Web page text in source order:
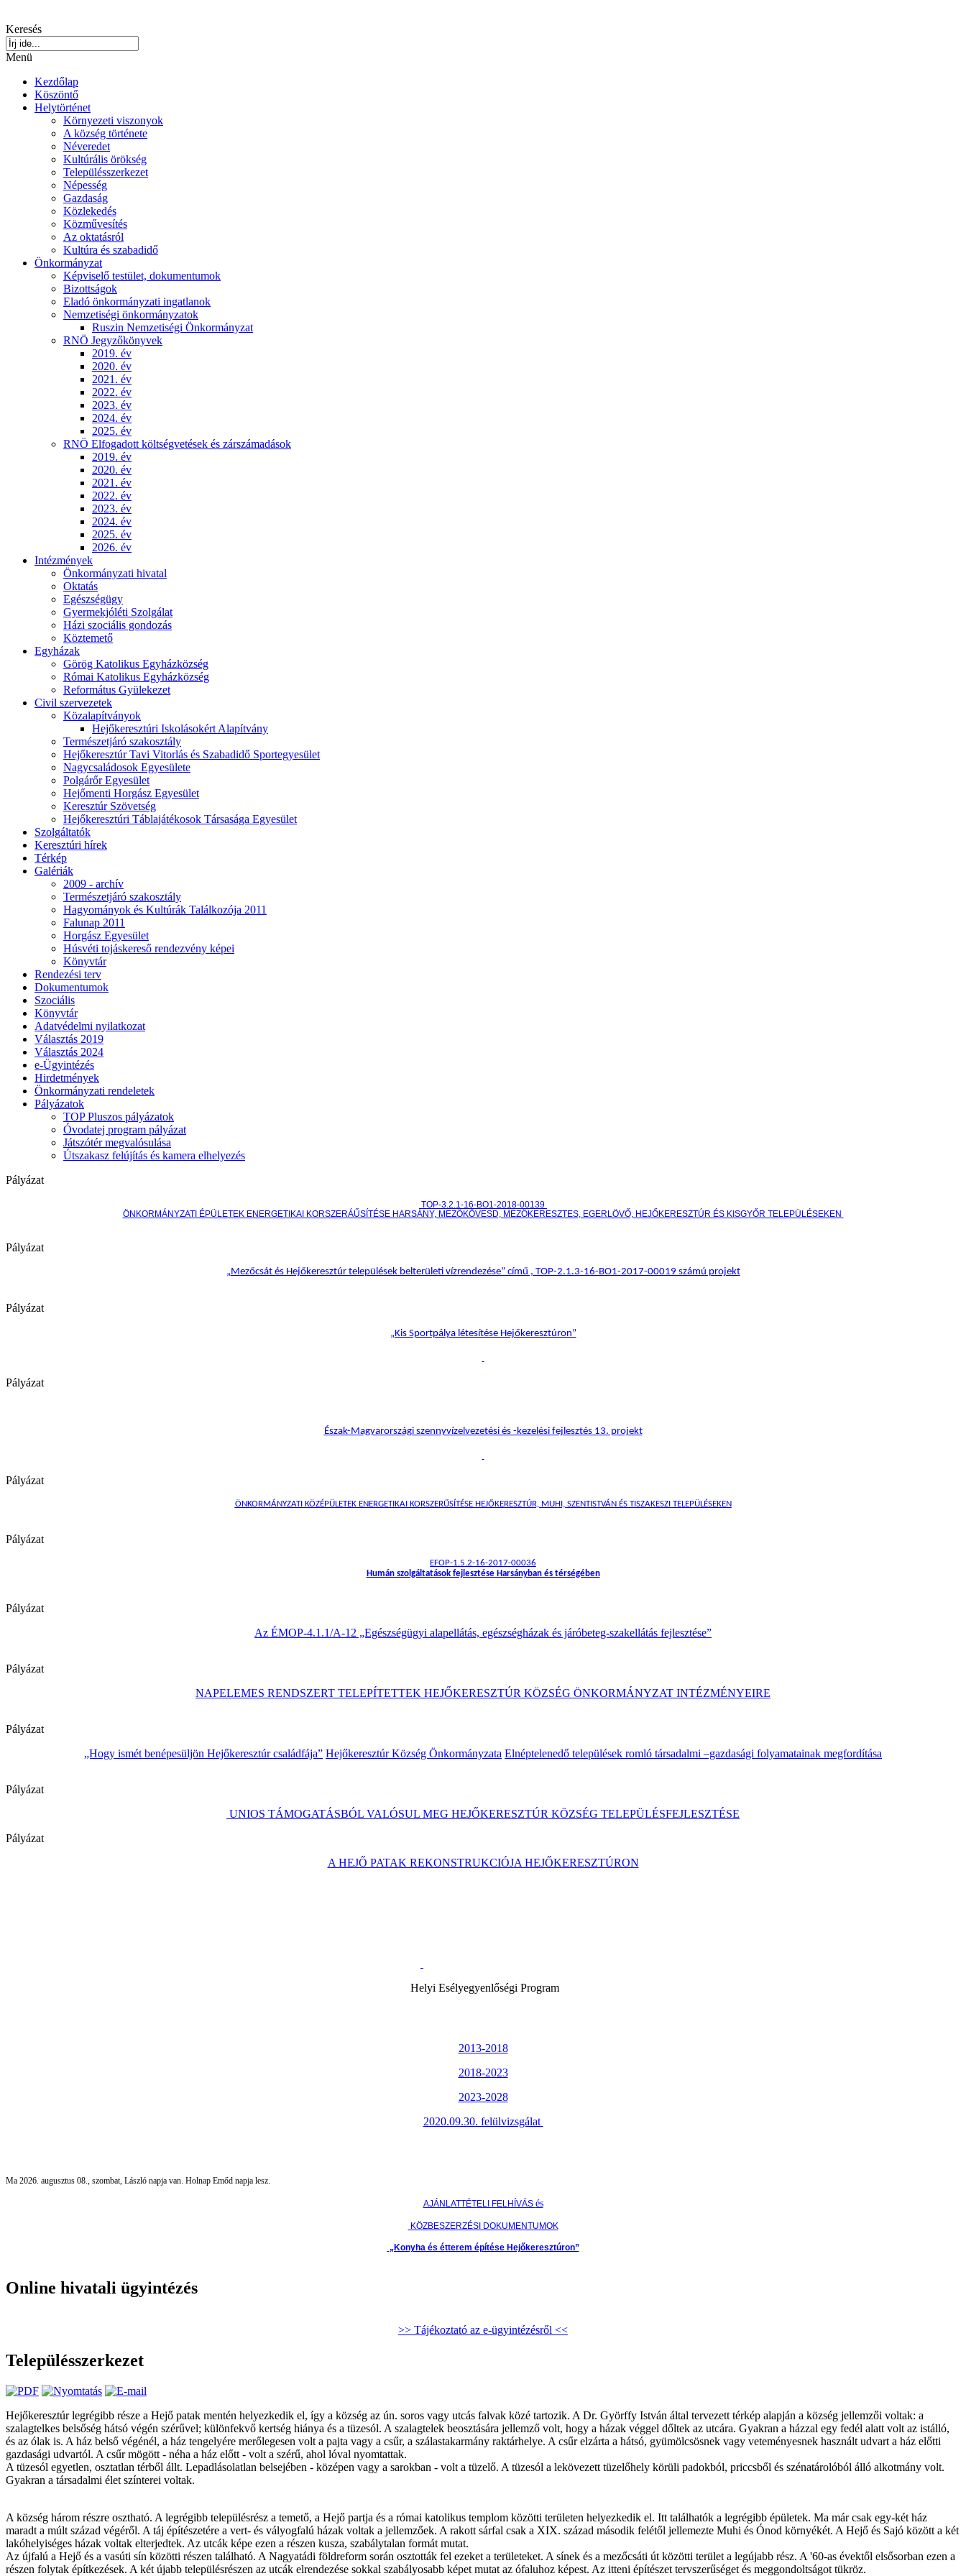
Keresés
Menü
Kezdőlap
Köszöntő
Helytörténet
Környezeti viszonyok
A község története
Néveredet
Kultúrális örökség
Településszerkezet
Népesség
Gazdaság
Közlekedés
Közművesítés
Az oktatásról
Kultúra és szabadidő
Önkormányzat
Képviselő testület, dokumentumok
Bizottságok
Eladó önkormányzati ingatlanok
Nemzetiségi önkormányzatok
Ruszin Nemzetiségi Önkormányzat
RNÖ Jegyzőkönyvek
2019. év
2020. év
2021. év
2022. év
2023. év
2024. év
2025. év
RNÖ Elfogadott költségvetések és zárszámadások
2019. év
2020. év
2021. év
2022. év
2023. év
2024. év
2025. év
2026. év
Intézmények
Önkormányzati hivatal
Oktatás
Egészségügy
Gyermekjóléti Szolgálat
Házi szociális gondozás
Köztemető
Egyházak
Görög Katolikus Egyházközség
Római Katolikus Egyházközség
Református Gyülekezet
Civil szervezetek
Közalapítványok
Hejőkeresztúri Iskolásokért Alapítvány
Természetjáró szakosztály
Hejőkeresztúr Tavi Vitorlás és Szabadidő Sportegyesület
Nagycsaládosok Egyesülete
Polgárőr Egyesület
Hejőmenti Horgász Egyesület
Keresztúr Szövetség
Hejőkeresztúri Táblajátékosok Társasága Egyesület
Szolgáltatók
Keresztúri hírek
Térkép
Galériák
2009 - archív
Természetjáró szakosztály
Hagyományok és Kultúrák Találkozója 2011
Falunap 2011
Horgász Egyesület
Húsvéti tojáskereső rendezvény képei
Könyvtár
Rendezési terv
Dokumentumok
Szociális
Könyvtár
Adatvédelmi nyilatkozat
Választás 2019
Választás 2024
e-Ügyintézés
Hirdetmények
Önkormányzati rendeletek
Pályázatok
TOP Pluszos pályázatok
Óvodatej program pályázat
Játszótér megvalósulása
Útszakasz felújítás és kamera elhelyezés
Pályázat
TOP-3.2.1-16-BO1-2018-00139
ÖNKORMÁNYZATI ÉPÜLETEK ENERGETIKAI KORSZERÁŰSÍTÉSE HARSÁNY, MEZŐKÖVESD, MEZŐKERESZTES, EGERLÖVŐ, HEJŐKERESZTÚR ÉS KISGYŐR TELEPÜLÉSEKEN
Pályázat
„Mezőcsát és Hejőkeresztúr települések belterületi vízrendezése” című , TOP-2.1.3-16-BO1-2017-00019 számú projekt
Pályázat
„Kis Sportpálya létesítése Hejőkeresztúron”
Pályázat
Észak-Magyarországi szennyvízelvezetési és -kezelési fejlesztés 13. projekt
Pályázat
ÖNKORMÁNYZATI KÖZÉPÜLETEK ENERGETIKAI KORSZERŰSÍTÉSE HEJŐKERESZTÚR, MUHI, SZENTISTVÁN ÉS TISZAKESZI TELEPÜLÉSEKEN
Pályázat
EFOP-1.5.2-16-2017-00036
Humán szolgáltatások fejlesztése Harsányban és térségében
Pályázat
Az ÉMOP-4.1.1/A-12 „Egészségügyi alapellátás, egészségházak és járóbeteg-szakellátás fejlesztése”
Pályázat
NAPELEMES RENDSZERT TELEPÍTETTEK HEJŐKERESZTÚR KÖZSÉG ÖNKORMÁNYZAT INTÉZMÉNYEIRE
Pályázat
„Hogy ismét benépesüljön Hejőkeresztúr családfája” Hejőkeresztúr Község Önkormányzata Elnéptelenedő települések romló társadalmi –gazdasági folyamatainak megfordítása
Pályázat
UNIOS TÁMOGATÁSBÓL VALÓSUL MEG HEJŐKERESZTÚR KÖZSÉG TELEPÜLÉSFEJLESZTÉSE
Pályázat
A HEJŐ PATAK REKONSTRUKCIÓJA HEJŐKERESZTÚRON
Helyi Esélyegyenlőségi Program
2013-2018
2018-2023
2023-2028
2020.09.30. felülvizsgálat
Ma 2026. augusztus 08., szombat, László napja van. Holnap Emőd napja lesz.
AJÁNLATTÉTELI FELHÍVÁS és
KÖZBESZERZÉSI DOKUMENTUMOK
„Konyha és étterem építése Hejőkeresztúron”
Online hivatali ügyintézés
>> Tájékoztató az e-ügyintézésről <<
Településszerkezet
Hejőkeresztúr legrégibb része a Hejő patak mentén helyezkedik el, így a község az ún. soros vagy utcás falvak közé tartozik. A Dr. Györffy István által tervezett térkép alapján a község jellemzői voltak: a
szalagtelkes belsőség hátsó végén szérűvel; különfekvő kertség hiánya és a tüzesól. A szalagtelek beosztására jellemző volt, hogy a házak véggel dőltek az utcára. Gyakran a házzal egy fedél alatt volt az istálló,
és az ólak is. A ház belső végénél, a ház tengelyére merőlegesen volt a pajta vagy a csűr, a szálastakarmány raktárhelye. A csűr elzárta a hátsó, gyümölcsösnek vagy veteményesnek használt udvart a ház előtti
gazdasági udvartól. A csűr mögött - néha a ház előtt - volt a szérű, ahol lóval nyomtattak.
A tüzesól egyetlen, osztatlan térből állt. Lepadlásolatlan belsejében - középen vagy a sarokban - volt a tüzelő. A tüzesól a lekövezett tüzelőhely körüli padokból, priccsből és szénatárolóból álló alkotmány volt.
Gyakran a társadalmi élet színterei voltak.
A község három részre osztható. A legrégibb településrész a temető, a Hejő partja és a római katolikus templom közötti területen helyezkedik el. Itt találhatók a legrégibb épületek. Ma már csak egy-két ház
maradt a múlt század végéről. A táj építészetére a vert- és vályogfalú házak voltak a jellemzőek. A rakott sárfal csak a XIX. század második felétől jellemezte Muhi és Ónod környékét. A Hejő és Sajó között a két
lakóhelyiséges házak voltak elterjedtek. Az utcák képe ezen a részen kusza, szabálytalan formát mutat.
Az újfalú a Hejő és a vasúti sín közötti részen található. A Nagyatádi földreform során osztották fel ezeket a területeket. A sínek és a mezőcsáti út közötti terület a legújabb rész. A '60-as évektől elsősorban ezen a
részen folytak építkezések. A két újabb településrészen az utcák elrendezése sokkal szabályosabb képet mutat az ófaluhoz képest. Az itteni építészet tervszerűséget és meggondoltságot tükröz.